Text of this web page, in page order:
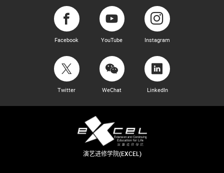
Facebook YouTube Instagram
Twitter WeChat LinkedIn
演艺进修学院(EXCEL)